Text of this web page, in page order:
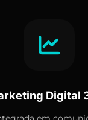
Digital